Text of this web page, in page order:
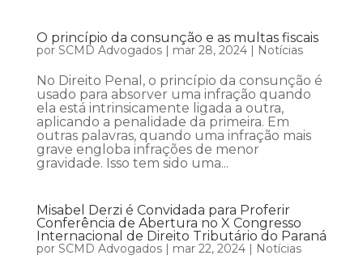
O princípio da consunção e as multas fiscais
por SCMD Advogados| mar 28, 2024| Notícias
No Direito Penal, o princípio da consunção é
usado para absorver uma infração quando
ela está intrinsicamente ligada a outra,
aplicando a penalidade da primeira. Em
outras palavras, quando uma infração mais
grave engloba infrações de menor
gravidade. Isso tem sido uma...
Misabel Derzi é Convidada para Proferir
Conferência de Abertura no X Congresso
Internacional de Direito Tributário do Paraná
por SCMD Advogados| mar 22, 2024| Notícias